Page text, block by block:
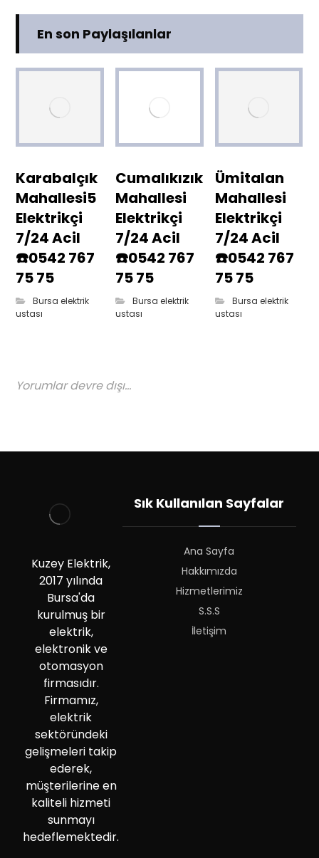
En son Paylaşılanlar
Karabalçık
Mahallesi5
Elektrikçi
7/24 Acil
☎️0542 767
75 75
Bursa elektrik
ustası
Cumalıkızık
Mahallesi
Elektrikçi
7/24 Acil
☎️0542 767
75 75
Bursa elektrik
ustası
Ümitalan
Mahallesi
Elektrikçi
7/24 Acil
☎️0542 767
75 75
Bursa elektrik
ustası
Yorumlar devre dışı...
Kuzey Elektrik,
2017 yılında
Bursa'da
kurulmuş bir
elektrik,
elektronik ve
otomasyon
firmasıdır.
Firmamız,
elektrik
sektöründeki
gelişmeleri takip
ederek,
müşterilerine en
kaliteli hizmeti
sunmayı
hedeflemektedir.
Sık Kullanılan Sayfalar
Ana Sayfa
Hakkımızda
Hizmetlerimiz
S.S.S
İletişim